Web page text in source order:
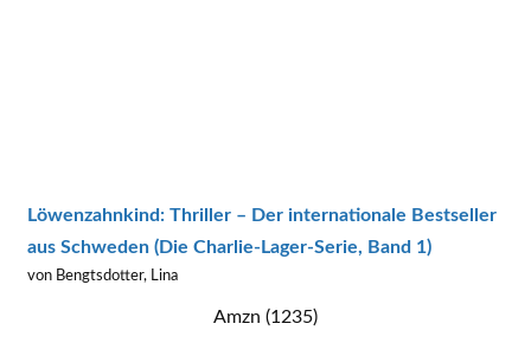
Löwenzahnkind: Thriller – Der internationale Bestseller
aus Schweden (Die Charlie-Lager-Serie, Band 1)
von Bengtsdotter, Lina
Amzn (1235)